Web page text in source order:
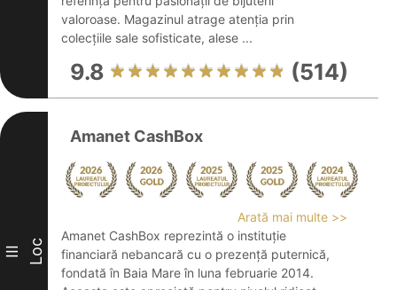
valoroase. Magazinul atrage atenția prin
colecțiile sale sofisticate, alese ...
9.8 (514)
III Loc
Amanet CashBox
Arată mai multe >>
Amanet CashBox reprezintă o instituție
financiară nebancară cu o prezență puternică,
fondată în Baia Mare în luna februarie 2014.